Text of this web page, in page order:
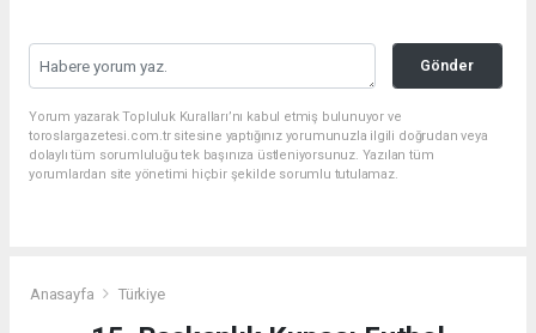
Gönder
Yorum yazarak Topluluk Kuralları’nı kabul etmiş bulunuyor ve
toroslargazetesi.com.tr sitesine yaptığınız yorumunuzla ilgili doğrudan veya
dolaylı tüm sorumluluğu tek başınıza üstleniyorsunuz. Yazılan tüm
yorumlardan site yönetimi hiçbir şekilde sorumlu tutulamaz.
Anasayfa Türkiye